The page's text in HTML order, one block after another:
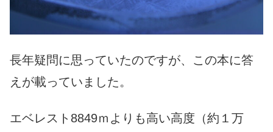
長年疑問に思っていたのですが、この本に答
えが載っていました。
エベレスト8849ｍよりも高い高度（約１万